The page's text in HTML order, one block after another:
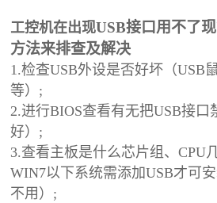
工控机在出现USB接口用不了
方法来排查及解决
1.检查USB外设是否好坏（USB
等）;
2.进行BIOS查看有无把USB接
好）;
3.查看主板是什么芯片组、CPU
WIN7以下系统需添加USB才可
不用）;